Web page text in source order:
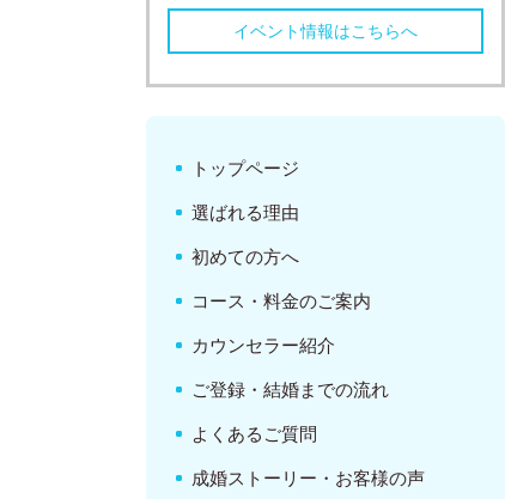
イベント情報はこちらへ
トップページ
選ばれる理由
初めての方へ
コース・料金のご案内
カウンセラー紹介
ご登録・結婚までの流れ
よくあるご質問
成婚ストーリー・お客様の声